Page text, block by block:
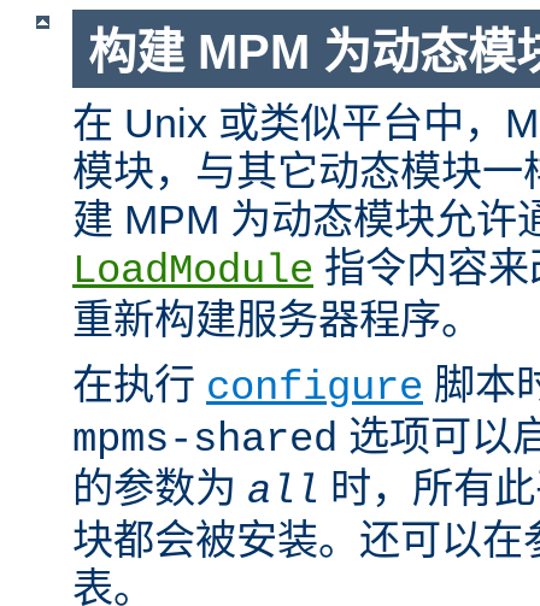
构建 MPM 为动态模
在 Unix 或类似平台中，
模块，与其它动态模块
建 MPM 为动态模块允许
LoadModule 指令内容
重新构建服务器程序。
在执行 configure 脚本
mpms-shared 选项可以
的参数为 all 时，所有
块都会被安装。还可以在
表。